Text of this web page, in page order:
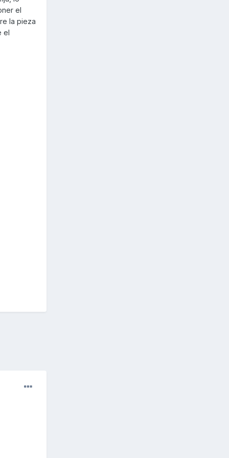
el
la pieza
el